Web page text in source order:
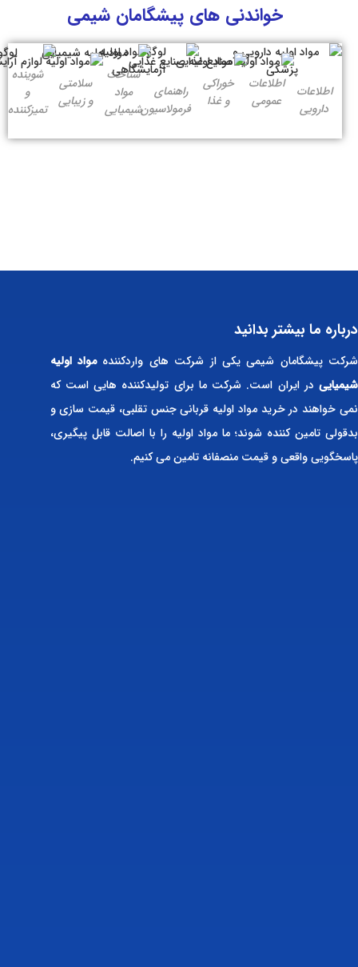
خواندنی های پیشگامان شیمی
اطلاعات
دارویی
اطلاعات
عمومی
خوراکی
و غذا
راهنمای
فرمولاسیون
شناخت
مواد
شیمیایی
سلامتی
و زیبایی
شوینده
و
تمیزکننده
درباره ما بیشتر بدانید
شرکت پیشگامان شیمی یکی از شرکت های واردکنندهمواد اولیه
شیمیایی در ایران است. شرکت ما برای تولیدکننده هایی است که
نمی خواهند در خرید مواد اولیه قربانی جنس تقلبی، قیمت سازی و
بدقولی تامین کننده شوند؛ ما مواد اولیه را با اصالت قابل پیگیری،
پاسخگویی واقعی و قیمت منصفانه تامین می کنیم.